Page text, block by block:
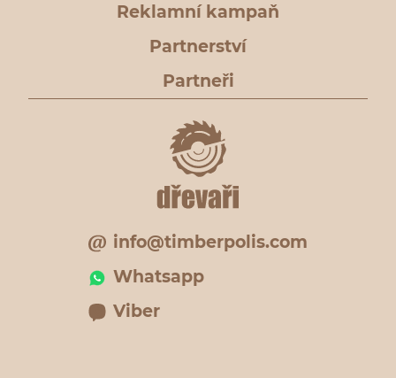
Reklamní kampaň
Partnerství
Partneři
info@timberpolis.com
Whatsapp
Viber